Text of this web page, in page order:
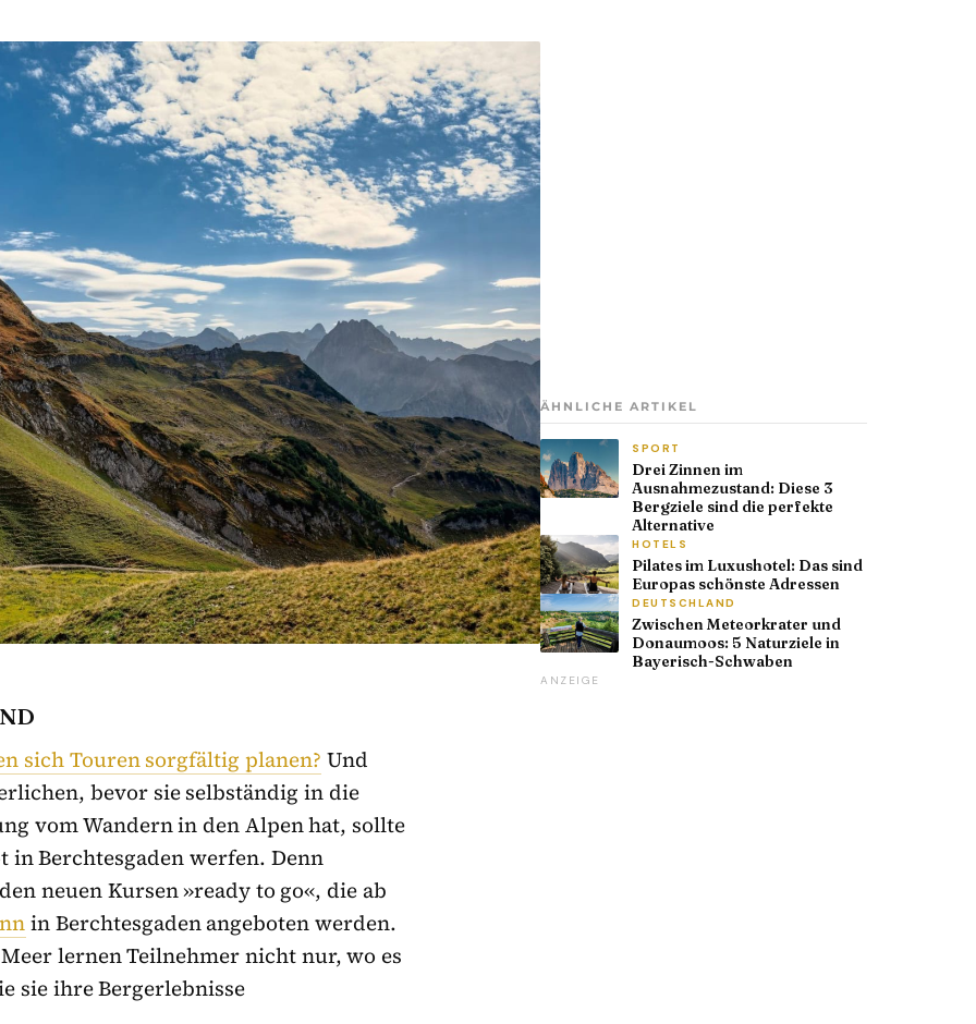
sich Touren sorgfältig planen? Und
bevor sie selbständig in die
vom Wandern in den Alpen hat, sollte
in Berchtesgaden werfen. Denn
neuen Kursen »ready to go«, die ab
in Berchtesgaden angeboten werden.
lernen Teilnehmer nicht nur, wo es
sie ihre Bergerlebnisse
ÄHNLICHE ARTIKEL
SPORT
Drei Zinnen im
Ausnahmezustand: Diese 3
Bergziele sind die perfekte
Alternative
HOTELS
Pilates im Luxushotel: Das sind
Europas schönste Adressen
DEUTSCHLAND
Zwischen Meteorkrater und
Donaumoos: 5 Naturziele in
Bayerisch-Schwaben
ANZEIGE